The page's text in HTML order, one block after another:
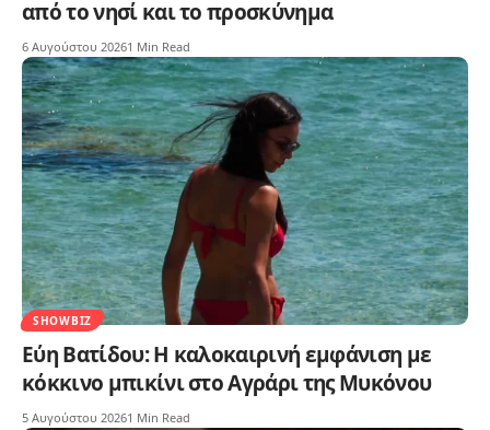
από το νησί και το προσκύνημα
6 Αυγούστου 20261 Min Read
SHOWBIZ
Εύη Βατίδου: Η καλοκαιρινή εμφάνιση με
κόκκινο μπικίνι στο Αγράρι της Μυκόνου
5 Αυγούστου 20261 Min Read